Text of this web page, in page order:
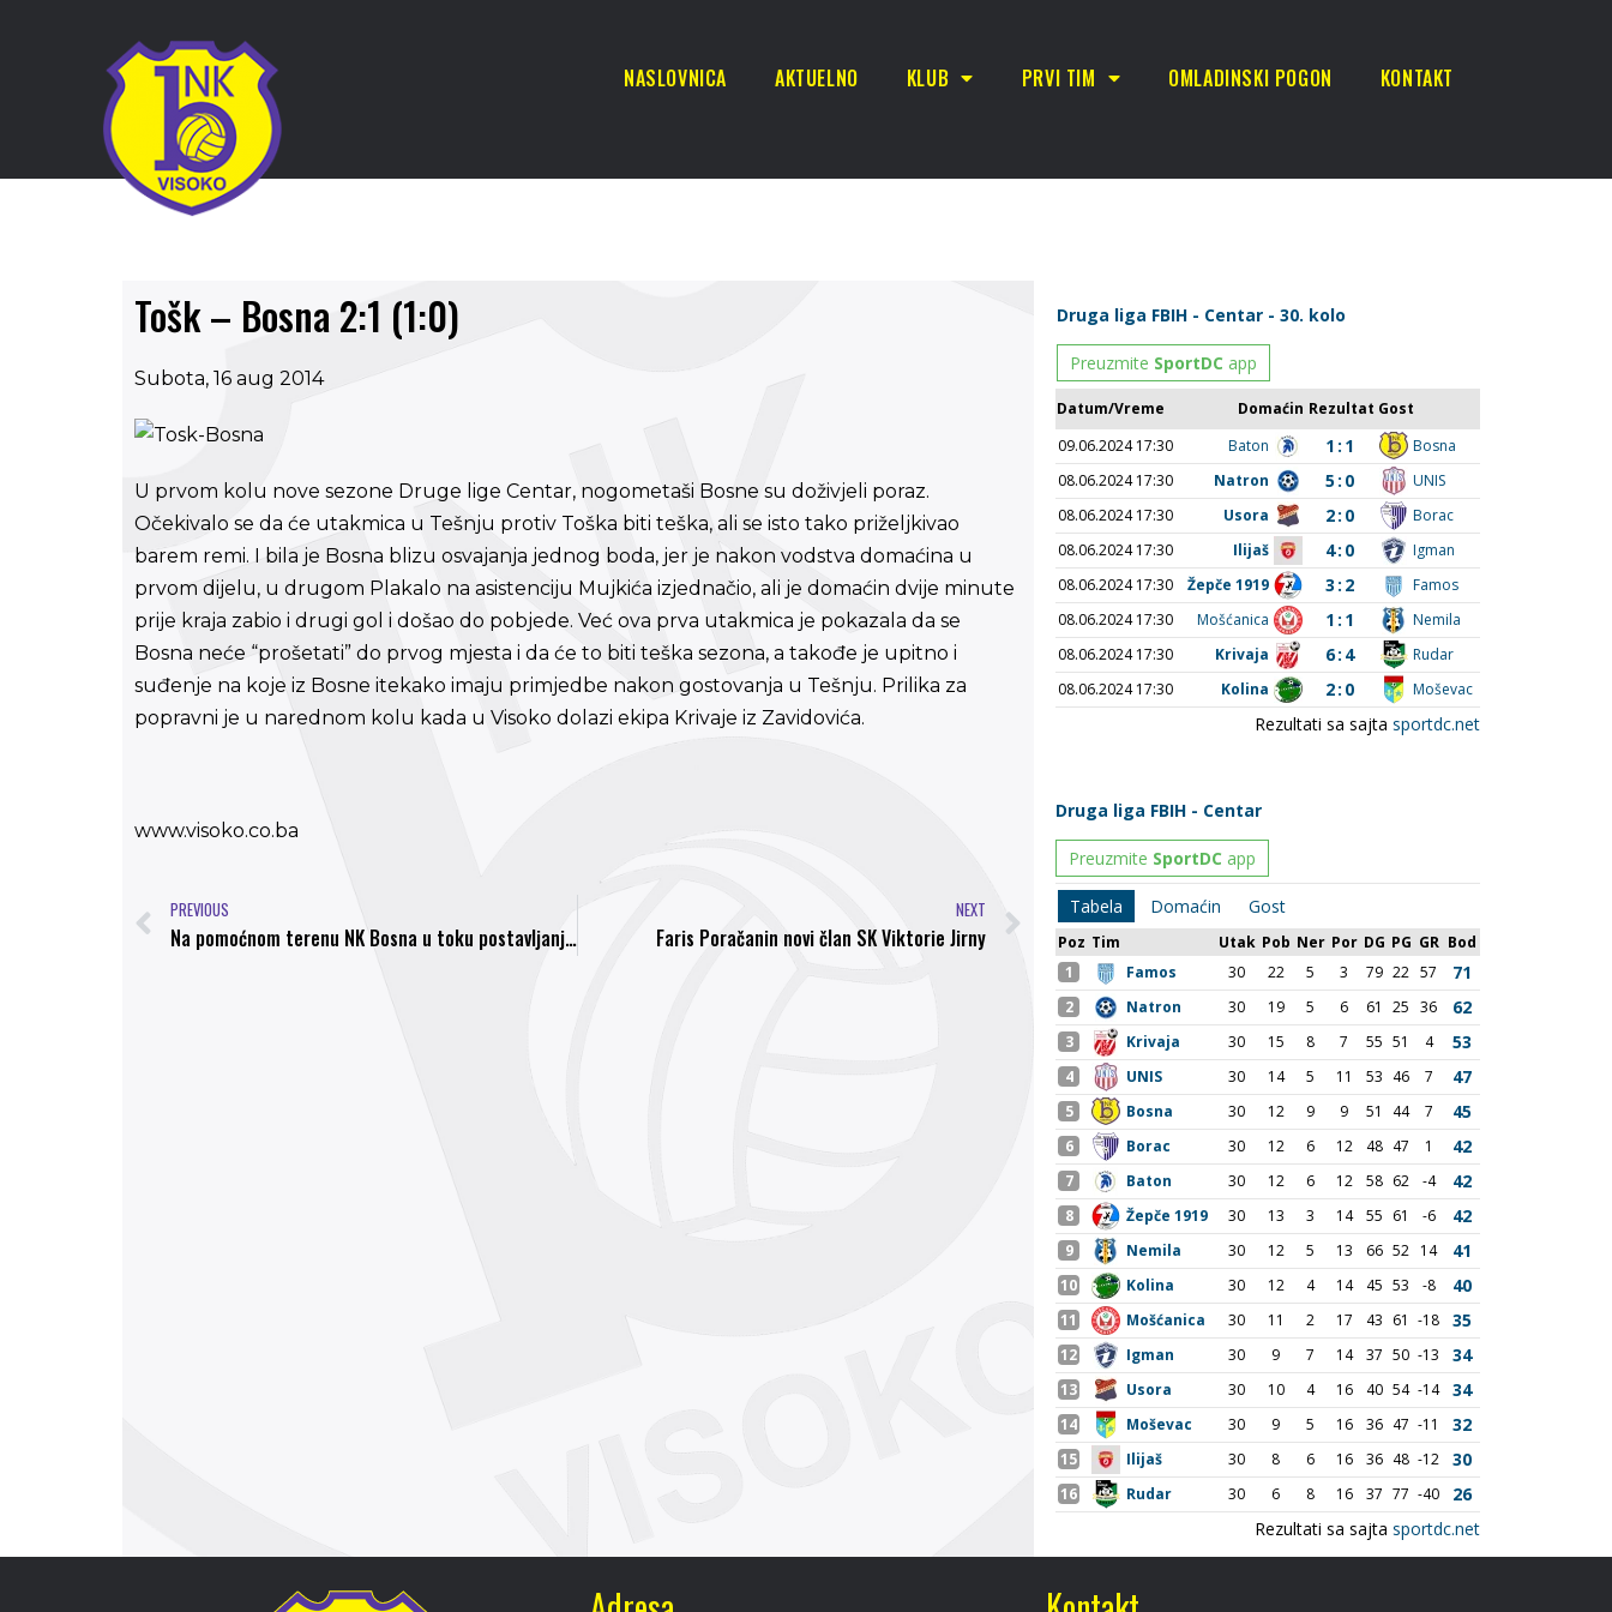
NASLOVNICA AKTUELNO KLUB PRVI TIM OMLADINSKI POGON KONTAKT
Tošk – Bosna 2:1 (1:0)
Subota, 16 aug 2014
U prvom kolu nove sezone Druge lige Centar, nogometaši Bosne su doživjeli poraz.
Očekivalo se da će utakmica u Tešnju protiv Toška biti teška, ali se isto tako priželjkivao
barem remi. I bila je Bosna blizu osvajanja jednog boda, jer je nakon vodstva domaćina u
prvom dijelu, u drugom Plakalo na asistenciju Mujkića izjednačio, ali je domaćin dvije minute
prije kraja zabio i drugi gol i došao do pobjede. Već ova prva utakmica je pokazala da se
Bosna neće “prošetati” do prvog mjesta i da će to biti teška sezona, a takođe je upitno i
suđenje na koje iz Bosne itekako imaju primjedbe nakon gostovanja u Tešnju. Prilika za
popravni je u narednom kolu kada u Visoko dolazi ekipa Krivaje iz Zavidovića.
www.visoko.co.ba
PREVIOUS
Na pomoćnom terenu NK Bosna u toku postavljanje umjetne trave
NEXT
Faris Poračanin novi član SK Viktorie Jirny